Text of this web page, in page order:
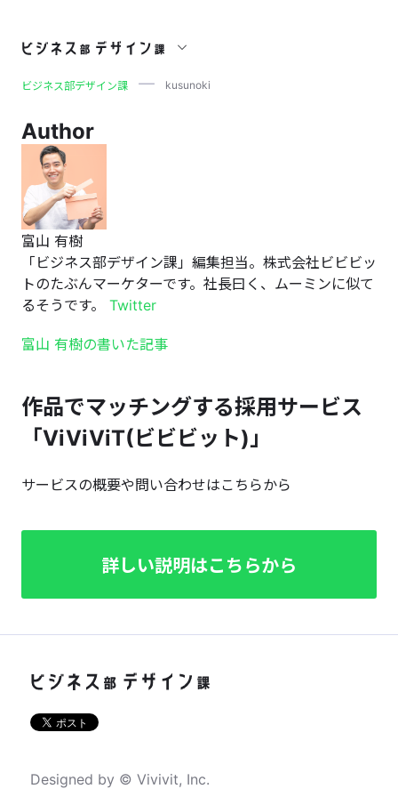
kusunoki
ビジネス部デザイン課 kusunoki
Author
富山 有樹
「ビジネス部デザイン課」編集担当。株式会社ビビビッ
トのたぶんマーケターです。社長曰く、ムーミンに似て
るそうです。 Twitter
富山 有樹の書いた記事
作品でマッチングする採用サービス
「ViViViT(ビビビット)」
サービスの概要や問い合わせはこちらから
詳しい説明はこちらから
Designed by © Vivivit, Inc.